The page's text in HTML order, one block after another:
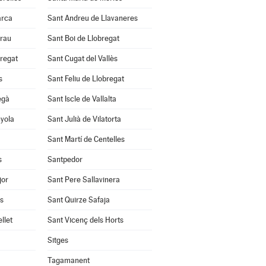
Sant Andreu de Llavaneres
Sant Boi de Llobregat
Sant Cugat del Vallès
Sant Feliu de Llobregat
Sant Iscle de Vallalta
Sant Julià de Vilatorta
Sant Martí de Centelles
Santpedor
Sant Pere Sallavinera
Sant Quirze Safaja
Sant Vicenç dels Horts
Sitges
Tagamanent